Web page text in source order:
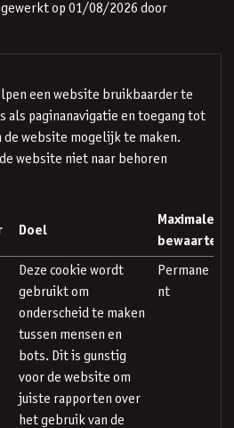
op 01/08/2026 door
een website bruikbaarder te
als paginanavigatie en toegang tot
website mogelijk te maken.
website niet naar behoren
Doel
Maximale
Deze cookie wordt
gebruikt om
onderscheid te maken
tussen mensen en
bots. Dit is gunstig
voor de website om
juiste rapporten over
het gebruik van de
Permane
nt